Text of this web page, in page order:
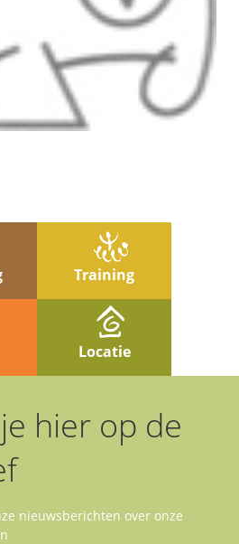
Training
Locatie
hier op de
nieuwsberichten over onze